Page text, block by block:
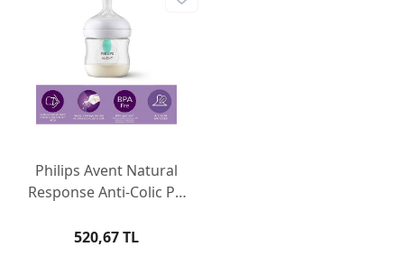
Philips Avent Natural
Response Anti-Colic PP
520,67 TL